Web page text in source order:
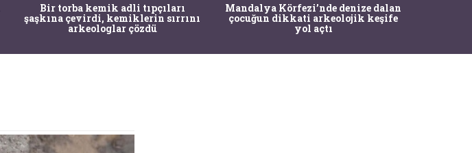
Bir torba kemik adli tıpçıları
şaşkına çevirdi, kemiklerin sırrını
arkeologlar çözdü
Mandalya Körfezi’nde denize dalan
çocuğun dikkati arkeolojik keşife
yol açtı